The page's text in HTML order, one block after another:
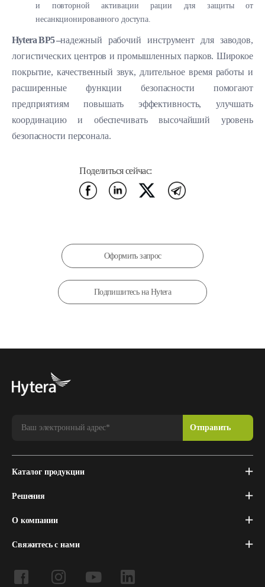
и повторной активации рации для защиты от
несанкционированного доступа.
Hytera BP5 –надежный рабочий инструмент для заводов,
логистических центров и промышленных парков. Широкое
покрытие, качественный звук, длительное время работы и
расширенные функции безопасности помогают
предприятиям повышать эффективность, улучшать
координацию и обеспечивать высочайший уровень
безопасности персонала.
Оформить запрос
Подпишитесь на Hytera
Каталог продукции
Решения
О компании
Свяжитесь с нами